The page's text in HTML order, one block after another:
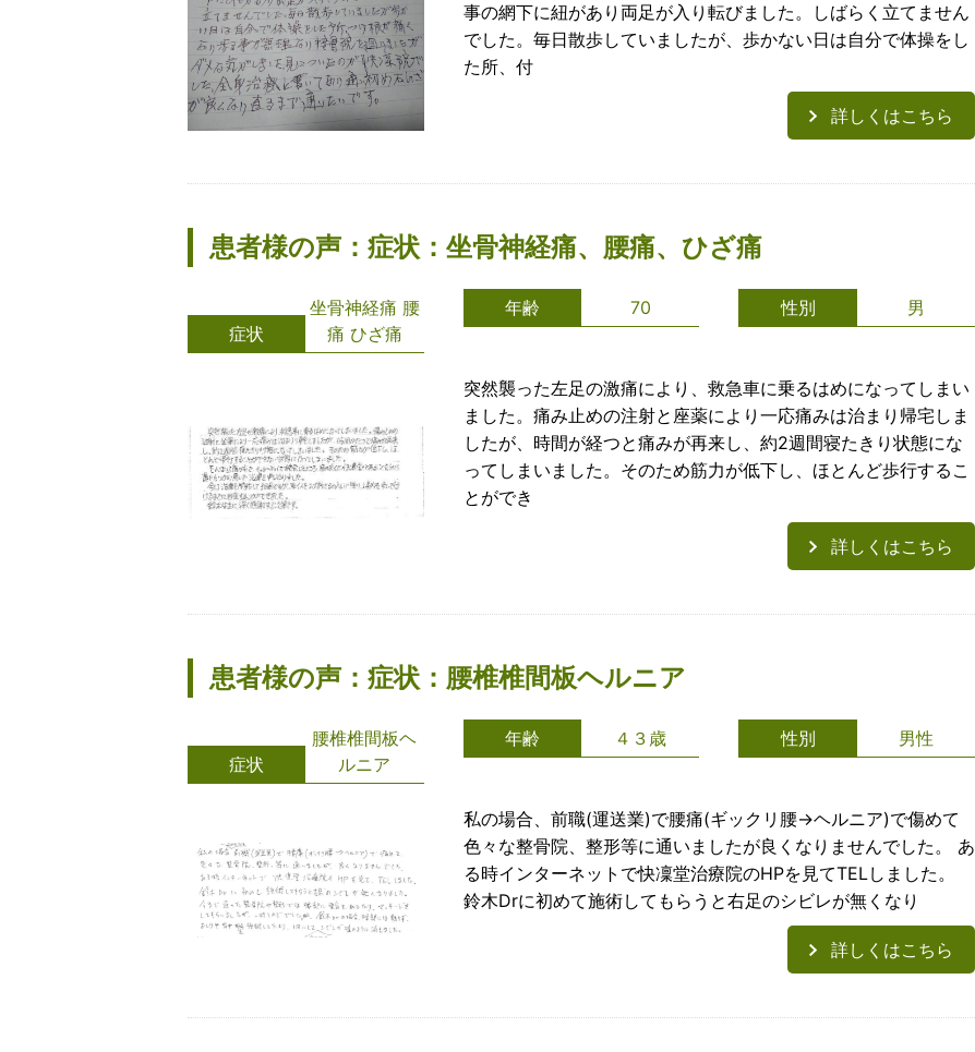
事の網下に紐があり両足が入り転びました。しばらく立てません
でした。毎日散歩していましたが、歩かない日は自分で体操をし
た所、付
詳しくはこちら
患者様の声：症状：坐骨神経痛、腰痛、ひざ痛
症状
坐骨神経痛 腰
痛 ひざ痛
年齢 70 性別 男
突然襲った左足の激痛により、救急車に乗るはめになってしまい
ました。痛み止めの注射と座薬により一応痛みは治まり帰宅しま
したが、時間が経つと痛みが再来し、約2週間寝たきり状態にな
ってしまいました。そのため筋力が低下し、ほとんど歩行するこ
とができ
詳しくはこちら
患者様の声：症状：腰椎椎間板ヘルニア
症状
腰椎椎間板ヘ
ルニア
年齢 ４３歳 性別 男性
私の場合、前職(運送業)で腰痛(ギックリ腰→ヘルニア)で傷めて
色々な整骨院、整形等に通いましたが良くなりませんでした。 あ
る時インターネットで快凜堂治療院のHPを見てTELしました。
鈴木Drに初めて施術してもらうと右足のシビレが無くなり
詳しくはこちら